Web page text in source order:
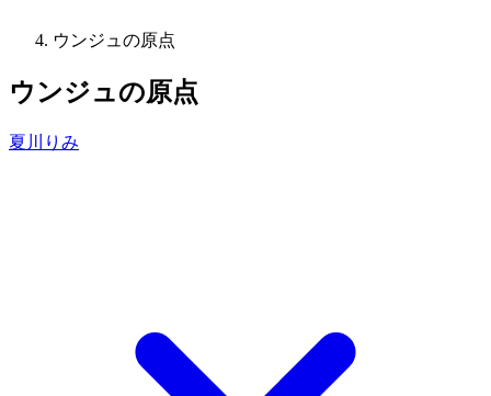
ウンジュの原点
ウンジュの原点
夏川りみ